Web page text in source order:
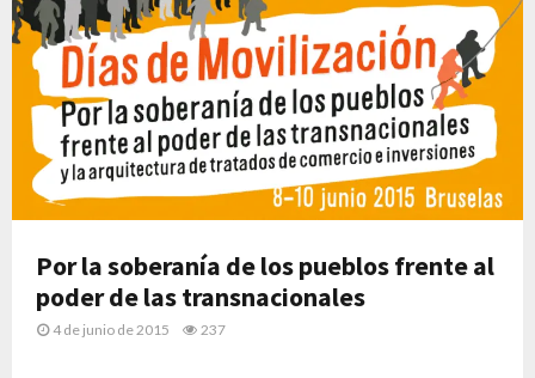
Por la soberanía de los pueblos frente al
poder de las transnacionales
4 de junio de 2015 237